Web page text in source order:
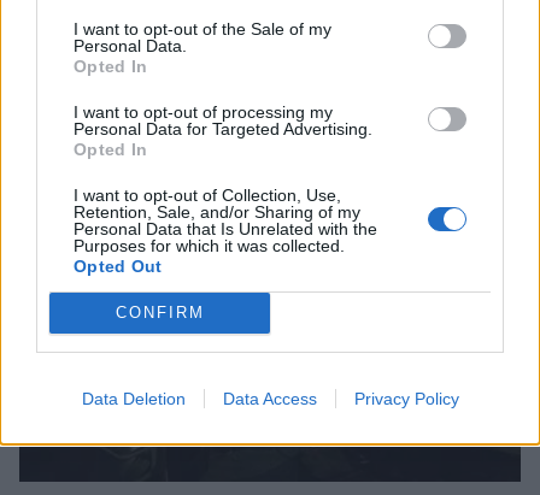
I want to opt-out of the Sale of my
Personal Data.
Opted In
I want to opt-out of processing my
Personal Data for Targeted Advertising.
Opted In
I want to opt-out of Collection, Use,
Retention, Sale, and/or Sharing of my
Personal Data that Is Unrelated with the
Purposes for which it was collected.
Opted Out
CONFIRM
Data Deletion Data Access Privacy Policy
Σχετικά Άρθρα